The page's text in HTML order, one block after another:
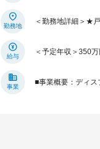
勤務地
＜勤務地詳細＞★
給与
＜予定年収＞350
事業
■事業概要：ディス